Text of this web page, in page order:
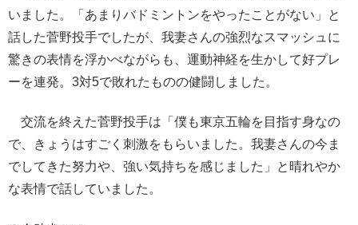
いました。「あまりバドミントンをやったことがない」と
話した菅野投手でしたが、我妻さんの強烈なスマッシュに
驚きの表情を浮かべながらも、運動神経を生かして好プレ
ーを連発。3対5で敗れたものの健闘しました。
交流を終えた菅野投手は「僕も東京五輪を目指す身なの
で、きょうはすごく刺激をもらいました。我妻さんの今ま
でしてきた努力や、強い気持ちを感じました」と晴れやか
な表情で話していました。